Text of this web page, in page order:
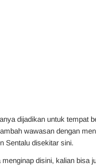
dijadikan untuk tempat
wawasan dengan
Sentalu disekitar sini.
disini, kalian bisa